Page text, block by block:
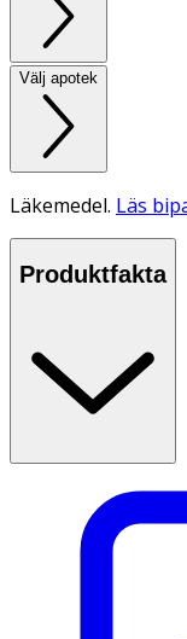
Välj apotek
Läkemedel. Läs
Produktfakta